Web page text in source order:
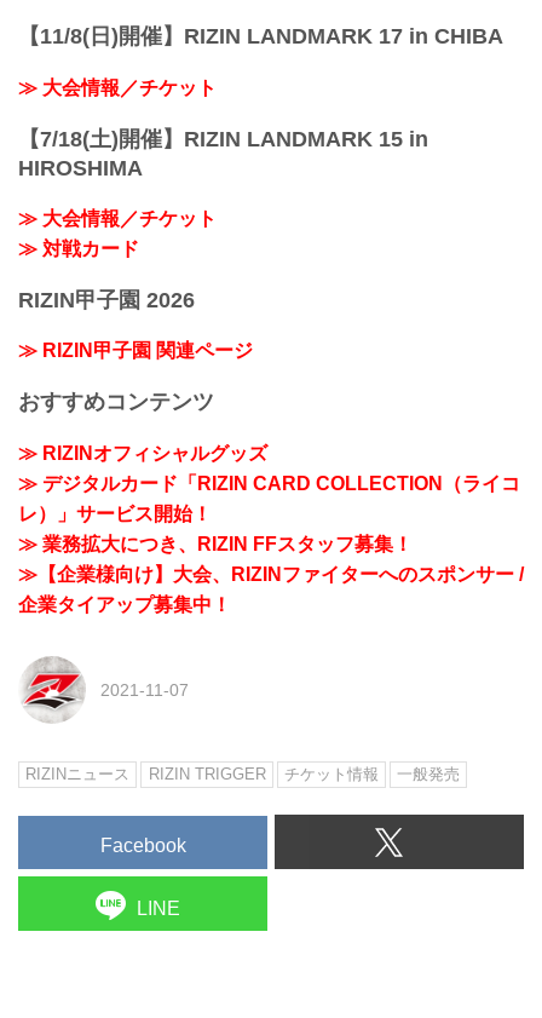
【11/8(日)開催】RIZIN LANDMARK 17 in CHIBA
≫ 大会情報／チケット
【7/18(土)開催】RIZIN LANDMARK 15 in
HIROSHIMA
≫ 大会情報／チケット
≫ 対戦カード
RIZIN甲子園 2026
≫ RIZIN甲子園 関連ページ
おすすめコンテンツ
≫ RIZINオフィシャルグッズ
≫ デジタルカード「RIZIN CARD COLLECTION（ライコ
レ）」サービス開始！
≫ 業務拡大につき、RIZIN FFスタッフ募集！
≫【企業様向け】大会、RIZINファイターへのスポンサー /
企業タイアップ募集中！
2021-11-07
RIZINニュース RIZIN TRIGGER チケット情報 一般発売
Facebook
LINE